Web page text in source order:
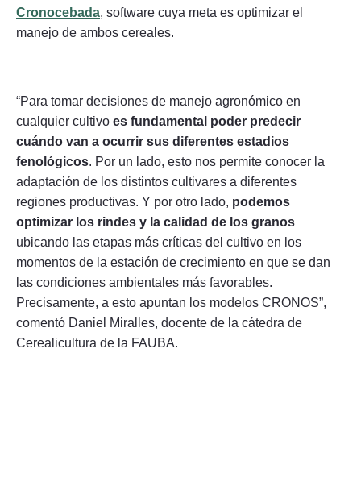
Cronocebada, software cuya meta es optimizar el
manejo de ambos cereales.
“Para tomar decisiones de manejo agronómico en
cualquier cultivo es fundamental poder predecir
cuándo van a ocurrir sus diferentes estadios
fenológicos. Por un lado, esto nos permite conocer la
adaptación de los distintos cultivares a diferentes
regiones productivas. Y por otro lado, podemos
optimizar los rindes y la calidad de los granos
ubicando las etapas más críticas del cultivo en los
momentos de la estación de crecimiento en que se dan
las condiciones ambientales más favorables.
Precisamente, a esto apuntan los modelos CRONOS”,
comentó Daniel Miralles, docente de la cátedra de
Cerealicultura de la FAUBA.